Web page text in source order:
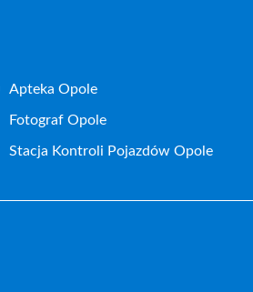
Apteka Opole
Fotograf Opole
Stacja Kontroli Pojazdów Opole